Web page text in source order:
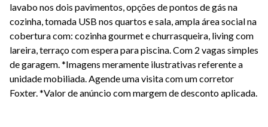
lavabo nos dois pavimentos, opções de pontos de gás na
cozinha, tomada USB nos quartos e sala, ampla área social na
cobertura com: cozinha gourmet e churrasqueira, living com
lareira, terraço com espera para piscina. Com 2 vagas simples
de garagem. *Imagens meramente ilustrativas referente a
unidade mobiliada. Agende uma visita com um corretor
Foxter.*Valor de anúncio com margem de desconto aplicada.